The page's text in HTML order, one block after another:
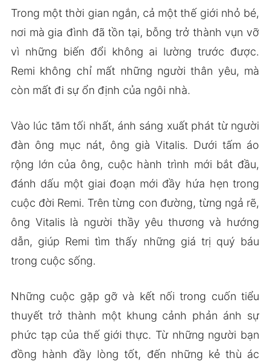
Trong một thời gian ngắn, cả một thế giới nhỏ bé,
nơi mà gia đình đã tồn tại, bỗng trở thành vụn vỡ
vì những biến đổi không ai lường trước được.
Remi không chỉ mất những người thân yêu, mà
còn mất đi sự ổn định của ngôi nhà.
Vào lúc tăm tối nhất, ánh sáng xuất phát từ người
đàn ông mục nát, ông già Vitalis. Dưới tấm áo
rộng lớn của ông, cuộc hành trình mới bắt đầu,
đánh dấu một giai đoạn mới đầy hứa hẹn trong
cuộc đời Remi. Trên từng con đường, từng ngả rẽ,
ông Vitalis là người thầy yêu thương và hướng
dẫn, giúp Remi tìm thấy những giá trị quý báu
trong cuộc sống.
Những cuộc gặp gỡ và kết nối trong cuốn tiểu
thuyết trở thành một khung cảnh phản ánh sự
phức tạp của thế giới thực. Từ những người bạn
đồng hành đầy lòng tốt, đến những kẻ thù ác